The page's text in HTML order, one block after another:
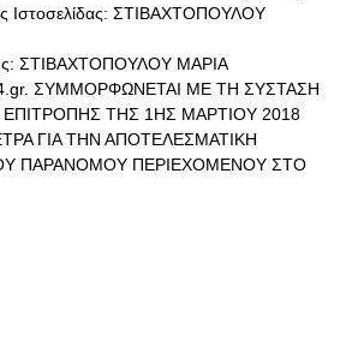
Ιστοσελίδας: ΣΤΙΒΑΧΤΟΠΟΥΛΟΥ
ΣΤΙΒΑΧΤΟΠΟΥΛΟΥ ΜΑΡΙΑ
ΣΥΜΜΟΡΦΩΝΕΤΑΙ ΜΕ ΤΗ ΣΥΣΤΑΣΗ
ΕΠΙΤΡΟΠΗΣ ΤΗΣ 1ΗΣ ΜΑΡΤΙΟΥ 2018
ΓΙΑ ΤΗΝ ΑΠΟΤΕΛΕΣΜΑΤΙΚΗ
ΠΑΡΑΝΟΜΟΥ ΠΕΡΙΕΧΟΜΕΝΟΥ ΣΤΟ